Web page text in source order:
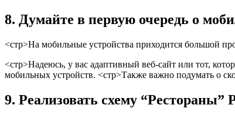
8. Думайте в первую очередь о
<стр>На мобильные устройства приходится большой
<стр>Надеюсь, у вас адаптивный веб-сайт или тот,
мобильных устройств. <стр>Также важно подумать о
9. Реализовать схему “Рестораны”